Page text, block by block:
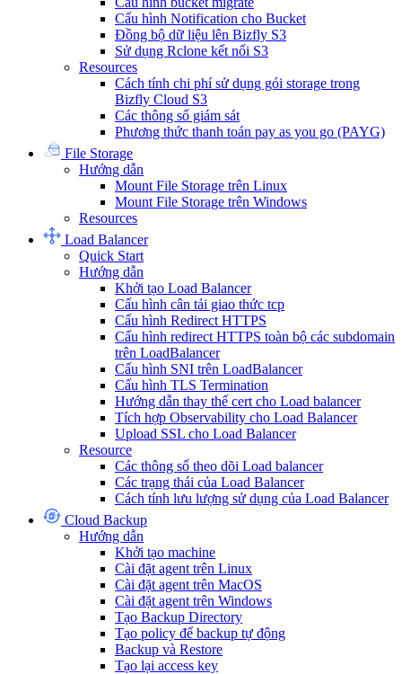
Cấu hình Notification cho Bucket
Đồng bộ dữ liệu lên Bizfly S3
Sử dụng Rclone kết nối S3
Resources
Cách tính chi phí sử dụng gói storage trong
Bizfly Cloud S3
Các thông số giám sát
Phương thức thanh toán pay as you go (PAYG)
File Storage
Hướng dẫn
Mount File Storage trên Linux
Mount File Storage trên Windows
Resources
Load Balancer
Quick Start
Hướng dẫn
Khởi tạo Load Balancer
Cấu hình cân tải giao thức tcp
Cấu hình Redirect HTTPS
Cấu hình redirect HTTPS toàn bộ các subdomain
trên LoadBalancer
Cấu hình SNI trên LoadBalancer
Cấu hình TLS Termination
Hướng dẫn thay thế cert cho Load balancer
Tích hợp Observability cho Load Balancer
Upload SSL cho Load Balancer
Resource
Các thông số theo dõi Load balancer
Các trạng thái của Load Balancer
Cách tính lưu lượng sử dụng của Load Balancer
Cloud Backup
Hướng dẫn
Khởi tạo machine
Cài đặt agent trên Linux
Cài đặt agent trên MacOS
Cài đặt agent trên Windows
Tạo Backup Directory
Tạo policy để backup tự động
Backup và Restore
Tạo lại access key